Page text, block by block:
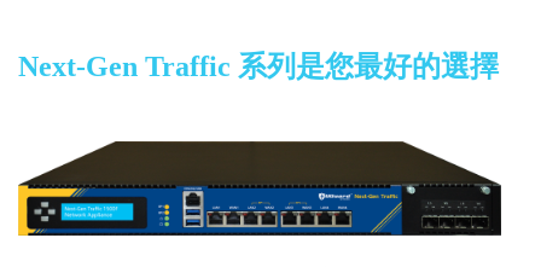
Next-Gen Traffic 系列是您最好的選擇